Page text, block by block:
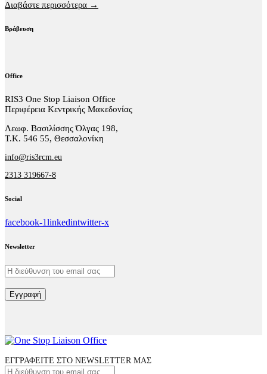
Διαβάστε περισσότερα →
Βράβευση
Office
RIS3 One Stop Liaison Office
Περιφέρεια Κεντρικής Μακεδονίας
Λεωφ. Βασιλίσσης Όλγας 198,
Τ.Κ. 546 55, Θεσσαλονίκη
info@ris3rcm.eu
2313 319667-8
Social
facebook-1linkedintwitter-x
Newsletter
Εγγραφή
ΕΓΓΡΑΦΕΙΤΕ ΣΤΟ NEWSLETTER ΜΑΣ